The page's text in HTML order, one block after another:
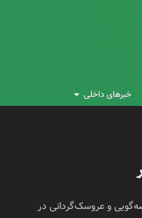
خبرهای داخلی
قصه‌گویی و عروسک‌گردانی در